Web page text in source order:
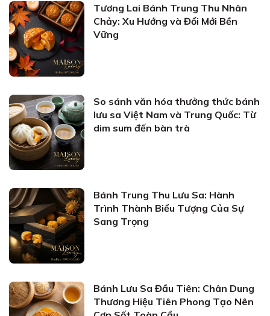
Tương Lai Bánh Trung Thu Nhân
Chảy: Xu Hướng và Đổi Mới Bền
Vững
So sánh văn hóa thưởng thức bánh
lưu sa Việt Nam và Trung Quốc: Từ
dim sum đến bàn trà
Bánh Trung Thu Lưu Sa: Hành
Trình Thành Biểu Tượng Của Sự
Sang Trọng
Bánh Lưu Sa Đầu Tiên: Chân Dung
Thương Hiệu Tiên Phong Tạo Nên